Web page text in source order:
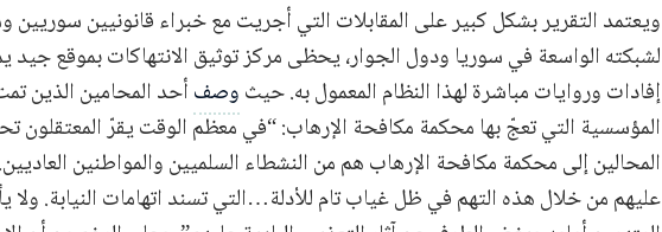
ويعتمد التقرير بشكل كبير على المقابلات التي أجريت مع خبراء قانونيين سوريين
لشبكته الواسعة في سوريا ودول الجوار، يحظى مركز توثيق الانتهاكات بموقع جيد
إفادات وروايات مباشرة لهذا النظام المعمول به. حيثوصفأحد المحامين الذين
المؤسسية التي تعجّ بها محكمة مكافحة الإرهاب: “في معظم الوقت يقرّ
المحالين إلى محكمة مكافحة الإرهاب هم من النشطاء السلميين والمواطنين
عليهم من خلال هذه التهم في ظل غياب تام للأدلة…التي تسند اتهامات النيابة. ولا